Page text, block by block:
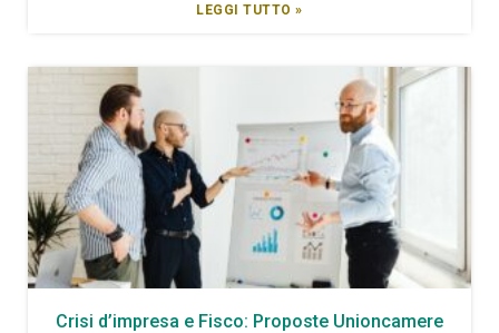
LEGGI TUTTO »
Crisi d’impresa e Fisco: Proposte Unioncamere